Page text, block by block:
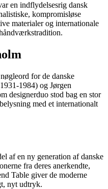
en indflydelsesrig dansk
kompromisløse
materialer og internationale
for de danske
1984) og Jørgen
designerduo stod bag en stor
med et internationalt
af en ny generation af danske
fra deres anerkendte,
Table giver de moderne
nyt udtryk.